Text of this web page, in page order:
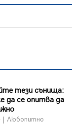
тези сънища:
да се опитва да
| Любопитно